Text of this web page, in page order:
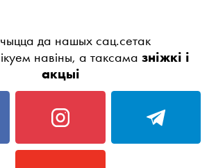
да нашых сац.сетак
навіны, а таксама зніжкі і
акцыі